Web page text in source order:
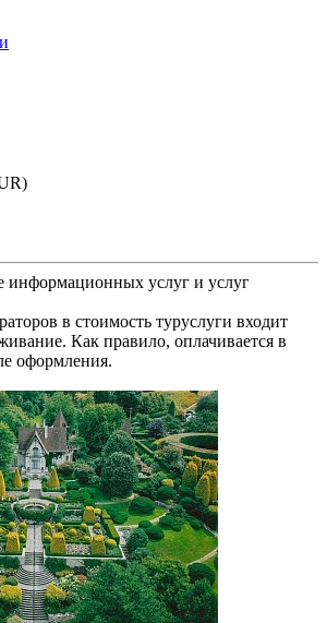
информационных услуг и услуг
в стоимость туруслуги входит
Как правило, оплачивается в
оформления.